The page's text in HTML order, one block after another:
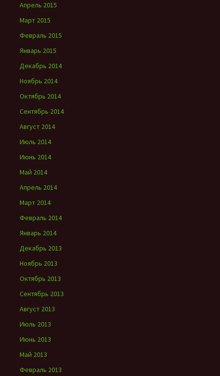
Апрель 2015
Март 2015
Февраль 2015
Январь 2015
Декабрь 2014
Ноябрь 2014
Октябрь 2014
Сентябрь 2014
Август 2014
Июль 2014
Июнь 2014
Май 2014
Апрель 2014
Март 2014
Февраль 2014
Январь 2014
Декабрь 2013
Ноябрь 2013
Октябрь 2013
Сентябрь 2013
Август 2013
Июль 2013
Июнь 2013
Май 2013
Февраль 2013